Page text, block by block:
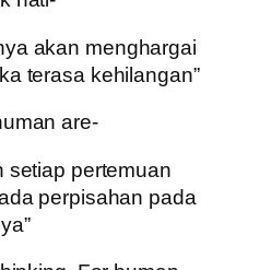
akan menghargai
terasa kehilangan”
are-
setiap pertemuan
perpisahan pada